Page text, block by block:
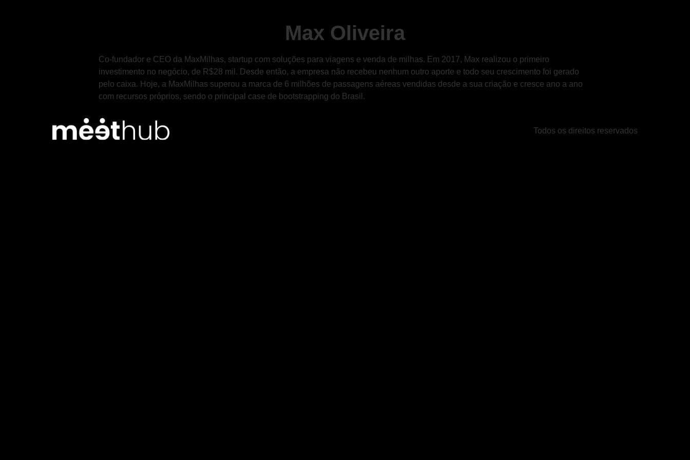
Max Oliveira
Co-fundador e CEO da MaxMilhas, startup com soluções para viagens e venda de milhas. Em 2017, Max realizou o primeiro
investimento no negócio, de R$28 mil. Desde então, a empresa não recebeu nenhum outro aporte e todo seu crescimento foi gerado
pelo caixa. Hoje, a MaxMilhas superou a marca de 6 milhões de passagens aéreas vendidas desde a sua criação e cresce ano a ano
com recursos próprios, sendo o principal case de bootstrapping do Brasil.
Todos os direitos reservados